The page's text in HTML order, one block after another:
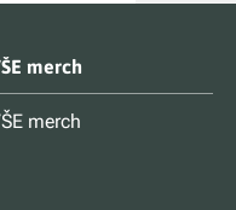
merch
merch